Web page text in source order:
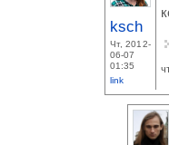
ksch
Чт, 2012-
06-07
01:35
link